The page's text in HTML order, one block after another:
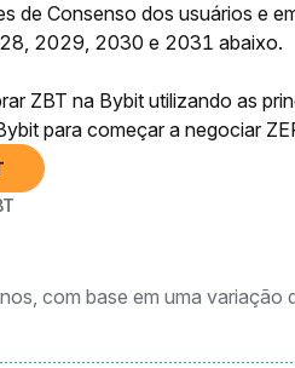
de Consenso dos usuários e
2029, 2030 e 2031 abaixo.
ZBT na Bybit utilizando as
para começar a negociar
com base em uma variação